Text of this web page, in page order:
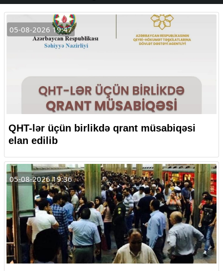
05-08-2026 19:47
QHT-lər üçün birlikdə qrant müsabiqəsi
elan edilib
05-08-2026 19:36